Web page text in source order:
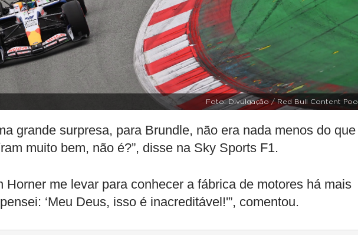
Foto: Divulgação / Red Bull Content Pool
grande surpresa, para Brundle, não era nada menos do que
muito bem, não é?”, disse na Sky Sports F1.
Horner me levar para conhecer a fábrica de motores há mais
‘Meu Deus, isso é inacreditável!'”, comentou.